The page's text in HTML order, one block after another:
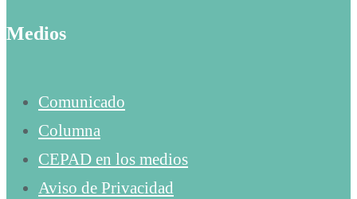
Medios
Comunicado
Columna
CEPAD en los medios
Aviso de Privacidad